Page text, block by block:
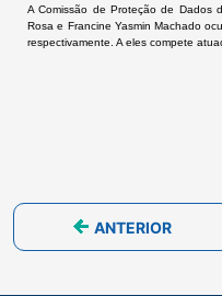
A Comissão de Proteção de Dados
Rosa e Francine Yasmin Machado
respectivamente. A eles compete
ANTERIOR